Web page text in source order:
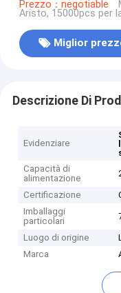
Prezzo：negotiable
Aristo, 15000pcs per
Miglior
Descrizione Di
Evidenziare
Capacità di
alimentazione
Certificazione
Imballaggi
particolari
Luogo di origine
Marca